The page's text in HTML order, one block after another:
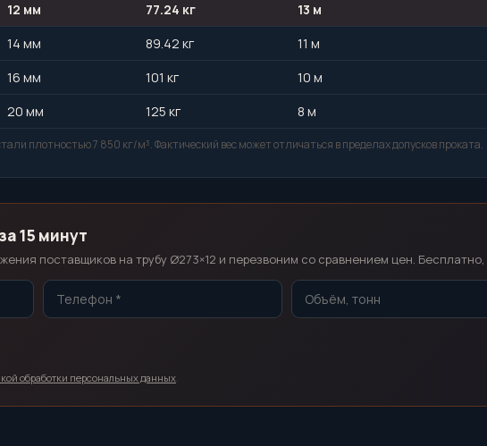
12 мм 77.24 кг
13 м
14 мм 89.42 кг
11 м
16 мм 101 кг
10 м
20 мм 125 кг 8 м
плотностью 7 850 кг/м³. Фактический вес может отличаться в пределах допусков проката.
15 минут
поставщиков на трубу Ø273×12 и перезвоним со сравнением цен. Бесплатно,
обработки персональных данных.